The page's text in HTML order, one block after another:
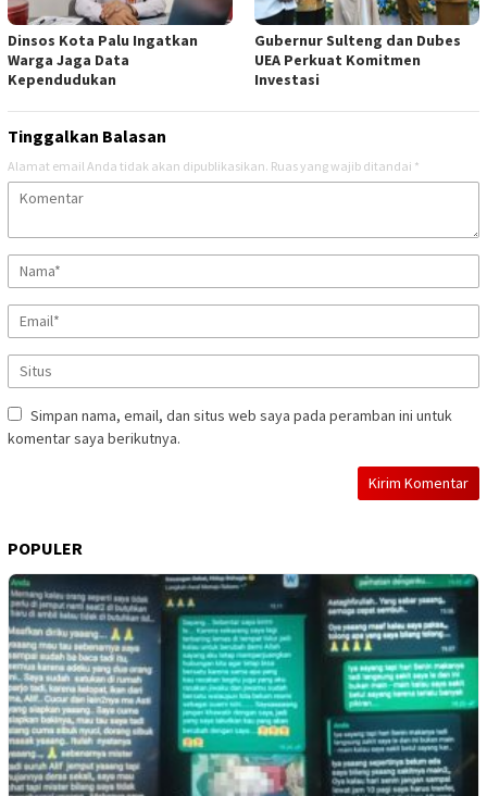
Dinsos Kota Palu Ingatkan
Warga Jaga Data
Kependudukan
Gubernur Sulteng dan Dubes
UEA Perkuat Komitmen
Investasi
Tinggalkan Balasan
Alamat email Anda tidak akan dipublikasikan. Ruas yang wajib ditandai *
Simpan nama, email, dan situs web saya pada peramban ini untuk
komentar saya berikutnya.
POPULER